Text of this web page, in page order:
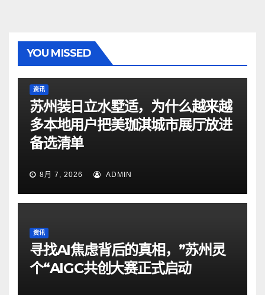
YOU MISSED
资讯
苏州装日立水墅适，为什么越来越
多本地用户把美珈淇城市展厅放进
备选清单
8月 7, 2026 ADMIN
资讯
寻找AI焦虑背后的真相，”苏州灵
个“AIGC共创大赛正式启动